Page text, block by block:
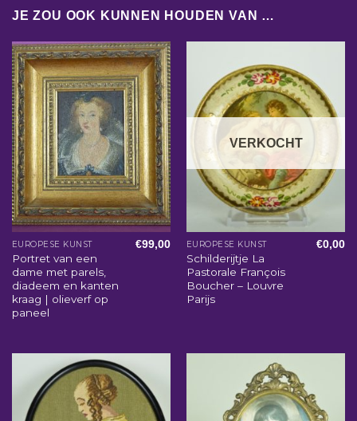
JE ZOU OOK KUNNEN HOUDEN VAN …
EUROPESE KUNST
Portret van een
dame met parels,
diadeem en kanten
kraag | olieverf op
paneel
€99,00
VERKOCHT
EUROPESE KUNST
Schilderijtje La
Pastorale François
Boucher – Louvre
Parijs
€0,00